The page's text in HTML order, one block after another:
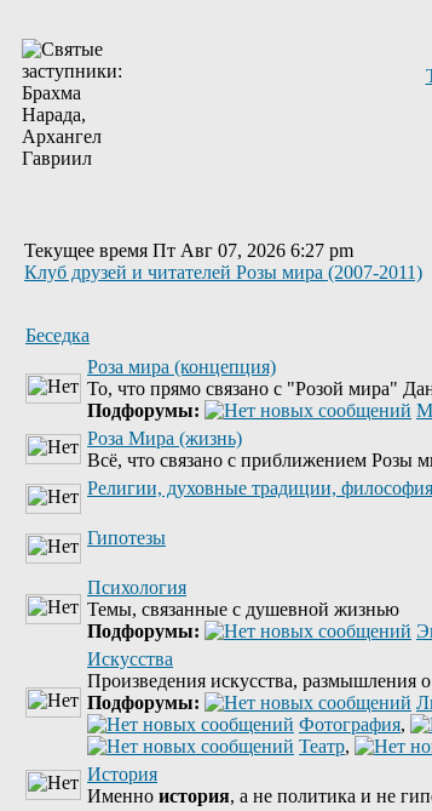
Текущее время Пт Авг 07, 2026 6:27 pm
Клуб друзей и читателей Розы мира (2007-2011)
Беседка
Роза мира (концепция)
То, что прямо связано с "Розой мира"
Подфорумы:
Роза Мира (жизнь)
Всё, что связано с приближением Розы
Религии, духовные традиции, философия
Гипотезы
Психология
Темы, связанные с душевной жизнью
Подфорумы:
Искусства
Произведения искусства, размышления
Подфорумы:
Фотография,
Театр,
История
Именно история, а не политика и не